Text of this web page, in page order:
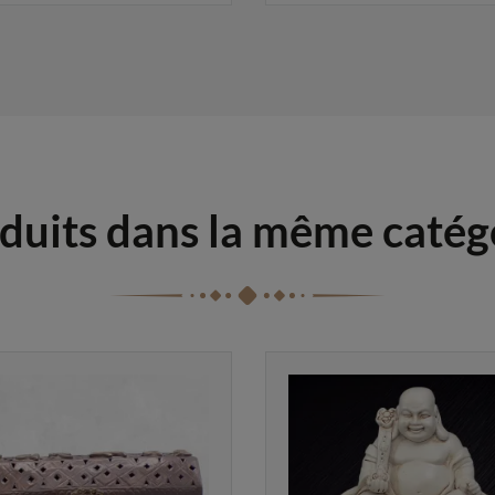
dans la même